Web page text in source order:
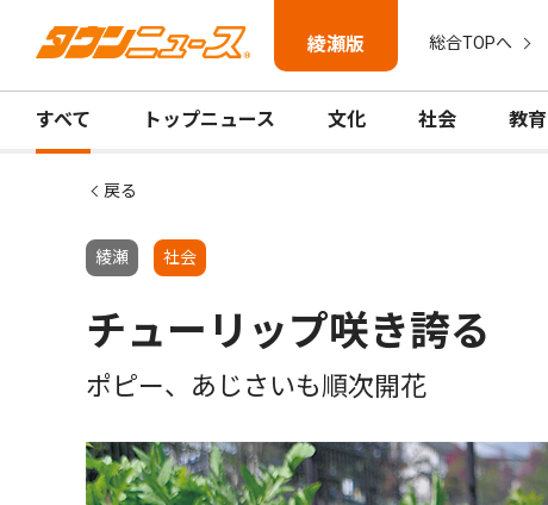
綾瀬版 総合TOPへ
すべて トップニュース 文化 社会 教育
戻る
綾瀬 社会
チューリップ咲き誇る
ポピー、あじさいも順次開花